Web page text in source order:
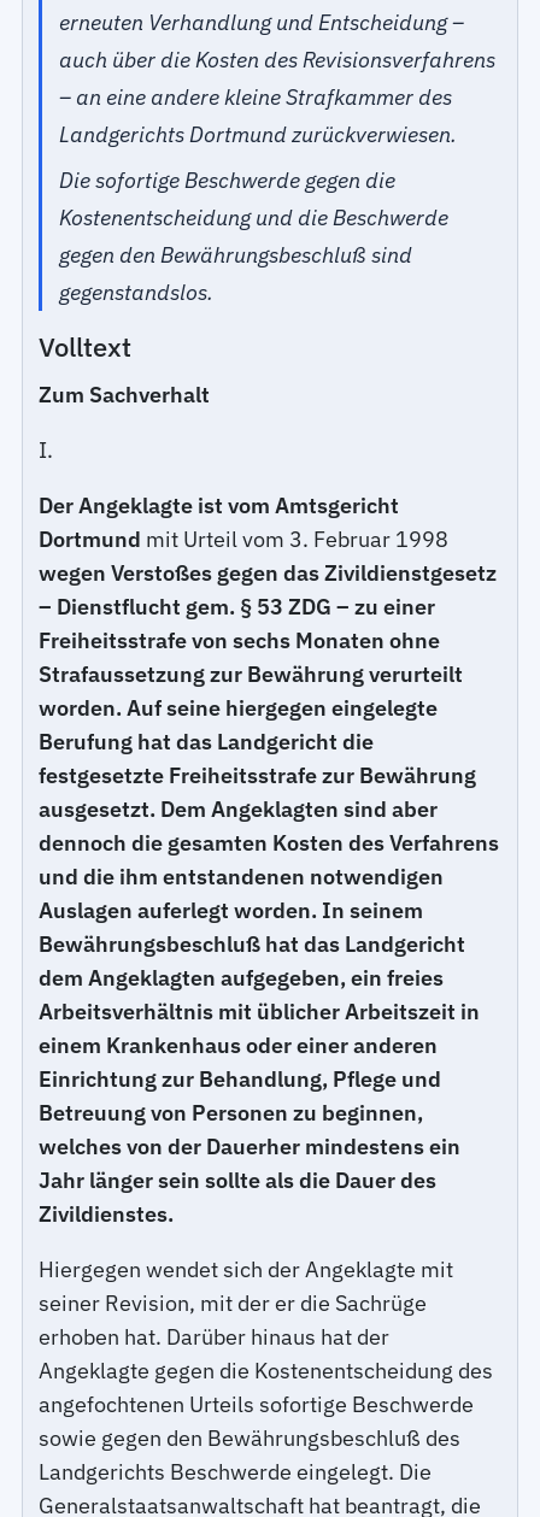
erneuten Verhandlung und Entscheidung –
auch über die Kosten des Revisionsverfahrens
– an eine andere kleine Strafkammer des
Landgerichts Dortmund zurückverwiesen.
Die sofortige Beschwerde gegen die
Kostenentscheidung und die Beschwerde
gegen den Bewährungsbeschluß sind
gegenstandslos.
Volltext
Zum Sachverhalt
I.
Der Angeklagte ist vom Amtsgericht
Dortmund mit Urteil vom 3. Februar 1998
wegen Verstoßes gegen das Zivildienstgesetz
– Dienstflucht gem. § 53 ZDG – zu einer
Freiheitsstrafe von sechs Monaten ohne
Strafaussetzung zur Bewährung verurteilt
worden. Auf seine hiergegen eingelegte
Berufung hat das Landgericht die
festgesetzte Freiheitsstrafe zur Bewährung
ausgesetzt. Dem Angeklagten sind aber
dennoch die gesamten Kosten des Verfahrens
und die ihm entstandenen notwendigen
Auslagen auferlegt worden. In seinem
Bewährungsbeschluß hat das Landgericht
dem Angeklagten aufgegeben, ein freies
Arbeitsverhältnis mit üblicher Arbeitszeit in
einem Krankenhaus oder einer anderen
Einrichtung zur Behandlung, Pflege und
Betreuung von Personen zu beginnen,
welches von der Dauerher mindestens ein
Jahr länger sein sollte als die Dauer des
Zivildienstes.
Hiergegen wendet sich der Angeklagte mit
seiner Revision, mit der er die Sachrüge
erhoben hat. Darüber hinaus hat der
Angeklagte gegen die Kostenentscheidung des
angefochtenen Urteils sofortige Beschwerde
sowie gegen den Bewährungsbeschluß des
Landgerichts Beschwerde eingelegt. Die
Generalstaatsanwaltschaft hat beantragt, die